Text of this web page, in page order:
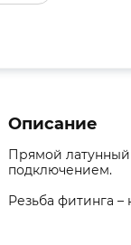
Описание
Прямой
подключением.
Резьба фитинга –